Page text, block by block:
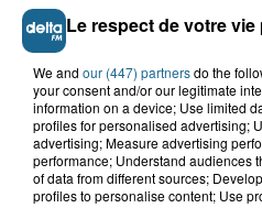
Le respect de votre
We and our (447) partnersdo the
your consent and/or our legitimate
information on a device; Use limited
profiles for personalised advertising;
advertising; Measure advertising
performance; Understand audiences
of data from different sources;
profiles to personalise content; Use